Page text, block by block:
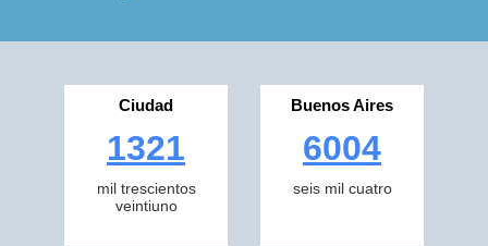
Ciudad
1321
mil trescientos
veintiuno
Buenos Aires
6004
seis mil cuatro